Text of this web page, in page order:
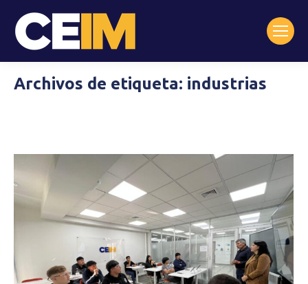
Archivos de etiqueta: industrias